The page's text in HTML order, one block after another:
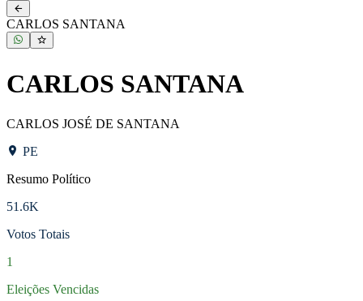
NOVO
CARLOS SANTANA
CARLOS SANTANA
CARLOS JOSÉ DE SANTANA
PE
Resumo Político
51.6K
Votos Totais
1
Eleições Vencidas